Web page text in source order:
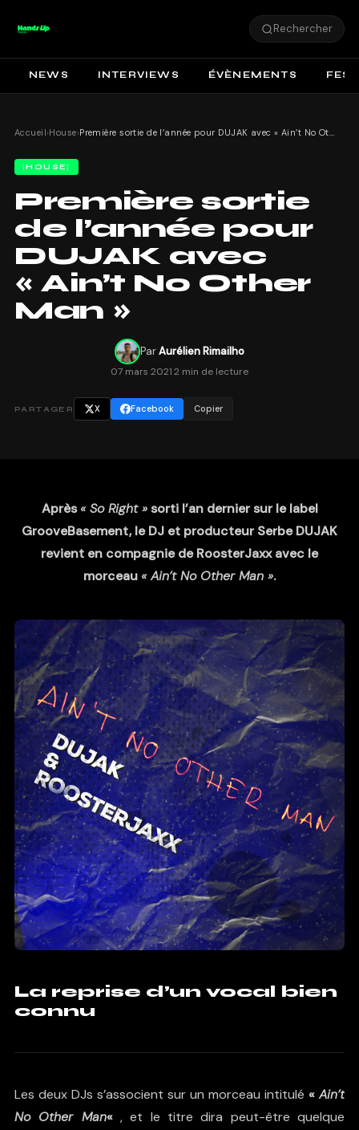
Rechercher
NEWS INTERVIEWS ÉVÈNEMENTS
Accueil›House› Première sortie de l’année pour DUJAK avec « Ain’t No Other Man »
HOUSE
Première sortie
de l’année pour
DUJAK avec
« Ain’t No Other
Man »
ParAurélien Rimailho
07 mars 20212 min de lecture
PARTAGER X Facebook Copier
Après« So Right »sorti l’an dernier sur le label
GrooveBasement, le DJ et producteur Serbe DUJAK
revient en compagnie de RoosterJaxx avec le
morceau « Ain’t No Other Man ».
La reprise d’un vocal bien
connu
Les deux DJs s’associent sur un morceau intitulé«Ain’t
No Other Man« , et le titre dira peut-être quelque